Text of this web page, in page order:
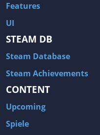
Features
UI
STEAM DB
Steam Database
Steam Achievements
CONTENT
Upcoming
Spiele